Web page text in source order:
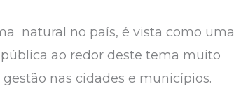
natural no país, é vista como uma
ao redor deste tema muito
nas cidades e municípios.